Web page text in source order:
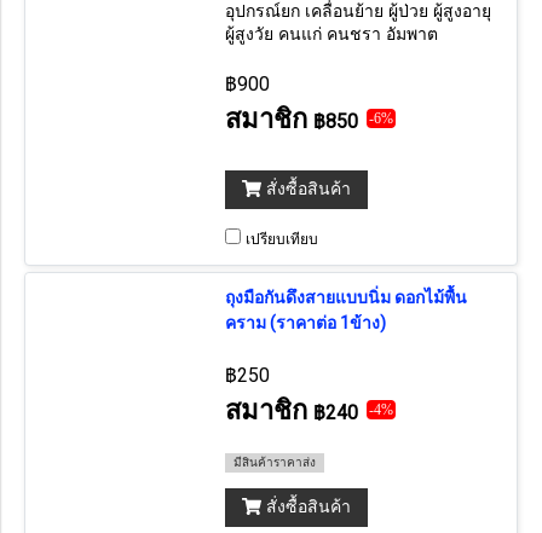
อุปกรณ์ยก เคลื่อนย้าย ผู้ป่วย ผู้สูงอายุ
ผู้สูงวัย คนแก่ คนชรา อัมพาต
฿900
สมาชิก ฿850 -6%
สั่งซื้อสินค้า
เปรียบเทียบ
ถุงมือกันดึงสายแบบนิ่ม ดอกไม้พื้น
คราม (ราคาต่อ 1ข้าง)
฿250
สมาชิก ฿240 -4%
มีสินค้าราคาส่ง
สั่งซื้อสินค้า